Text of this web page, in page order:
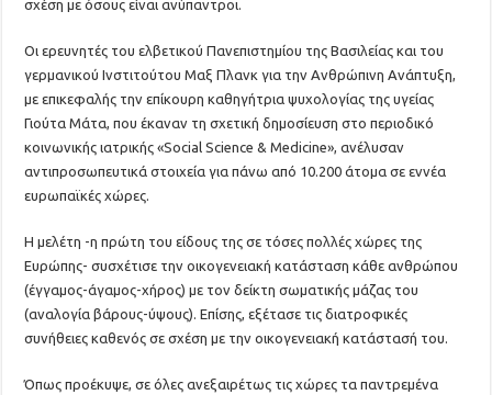
σχέση με όσους είναι ανύπαντροι.
Οι ερευνητές του ελβετικού Πανεπιστημίου της Βασιλείας και του
γερμανικού Ινστιτούτου Μαξ Πλανκ για την Ανθρώπινη Ανάπτυξη,
με επικεφαλής την επίκουρη καθηγήτρια ψυχολογίας της υγείας
Γιούτα Μάτα, που έκαναν τη σχετική δημοσίευση στο περιοδικό
κοινωνικής ιατρικής «Social Science & Medicine», ανέλυσαν
αντιπροσωπευτικά στοιχεία για πάνω από 10.200 άτομα σε εννέα
ευρωπαϊκές χώρες.
Η μελέτη -η πρώτη του είδους της σε τόσες πολλές χώρες της
Ευρώπης- συσχέτισε την οικογενειακή κατάσταση κάθε ανθρώπου
(έγγαμος-άγαμος-χήρος) με τον δείκτη σωματικής μάζας του
(αναλογία βάρους-ύψους). Επίσης, εξέτασε τις διατροφικές
συνήθειες καθενός σε σχέση με την οικογενειακή κατάστασή του.
Όπως προέκυψε, σε όλες ανεξαιρέτως τις χώρες τα παντρεμένα